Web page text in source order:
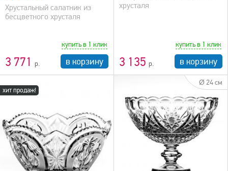
Хрустальный салатник из
бесцветного хрусталя
3 771
купить в 1 клик
в корзину
хрусталя
3 135
купить в 1 клик
в корзину
хит продаж!
Ø 24 см